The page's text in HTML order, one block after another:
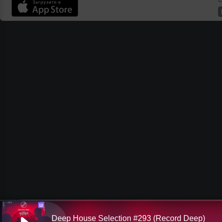
Ш
Deep House Selection #293 (Record Deep)